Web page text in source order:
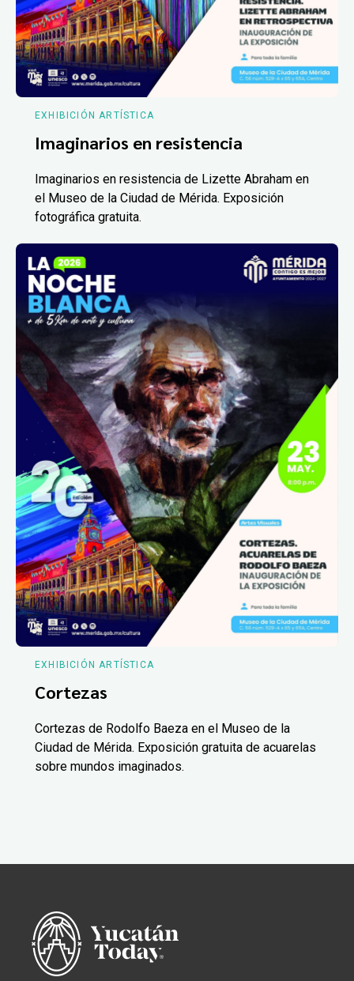
EXHIBICIÓN ARTÍSTICA
Imaginarios en resistencia
Imaginarios en resistencia de Lizette Abraham en
el Museo de la Ciudad de Mérida. Exposición
fotográfica gratuita.
EXHIBICIÓN ARTÍSTICA
Cortezas
Cortezas de Rodolfo Baeza en el Museo de la
Ciudad de Mérida. Exposición gratuita de acuarelas
sobre mundos imaginados.